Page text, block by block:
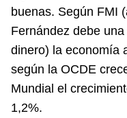
buenas. Según FMI
Fernández debe
dinero) la economía
según la OCDE
Mundial el
1,2%.